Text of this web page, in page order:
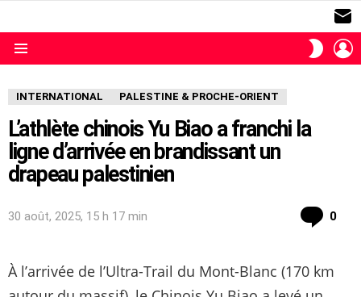
SKIN
INTERNATIONAL PALESTINE & PROCHE-ORIENT
L’athlète chinois Yu Biao a franchi la
ligne d’arrivée en brandissant un
drapeau palestinien
30 août, 2025, 15 h 17 min 0
À l’arrivée de l’Ultra-Trail du Mont-Blanc (170 km